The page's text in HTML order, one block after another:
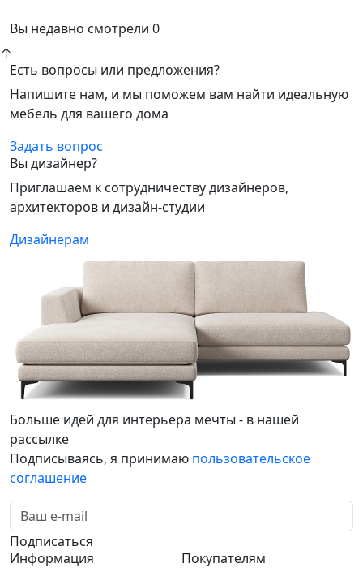
Вы недавно смотрели 0
↑
Есть вопросы или предложения?
Напишите нам, и мы поможем вам найти идеальную
мебель для вашего дома
Задать вопрос
Вы дизайнер?
Приглашаем к сотрудничеству дизайнеров,
архитекторов и дизайн-студии
Дизайнерам
Больше идей для интерьера мечты - в нашей
рассылке
Подписываясь, я принимаю пользовательское
соглашение
Подписаться
Информация
Покупателям